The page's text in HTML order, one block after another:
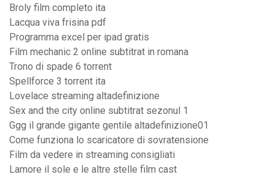
Broly film completo ita
Lacqua viva frisina pdf
Programma excel per ipad gratis
Film mechanic 2 online subtitrat in romana
Trono di spade 6 torrent
Spellforce 3 torrent ita
Lovelace streaming altadefinizione
Sex and the city online subtitrat sezonul 1
Ggg il grande gigante gentile altadefinizione01
Come funziona lo scaricatore di sovratensione
Film da vedere in streaming consigliati
Lamore il sole e le altre stelle film cast